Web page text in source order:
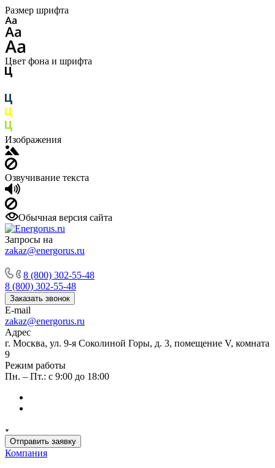
Размер шрифта
Цвет фона и шрифта
Изображения
Озвучивание текста
Обычная версия сайта
Запросы на
zakaz@energorus.ru
8 (800) 302-55-48
8 (800) 302-55-48
Заказать звонок
E-mail
zakaz@energorus.ru
Адрес
г. Москва, ул. 9-я Соколиной Горы, д. 3, помещение V, комната
9
Режим работы
Пн. – Пт.: с 9:00 до 18:00
Отправить заявку
Компания